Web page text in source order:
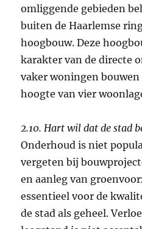
omliggende gebieden
buiten de Haarlemse
hoogbouw. Deze
karakter van de directe
vaker woningen
hoogte van vier
2.10. Hart wil dat de stad
Onderhoud is niet
vergeten bij
en aanleg van
essentieel voor de
de stad als geheel.